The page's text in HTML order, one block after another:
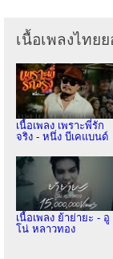
เนื้อเพลงไทย
เนื้อเพลง เพราะพี่รัก
จริง - หนึ่ง บีเคแบนด์
เนื้อเพลง ย้าย่ายะ - อู
โน่ หลาวทอง